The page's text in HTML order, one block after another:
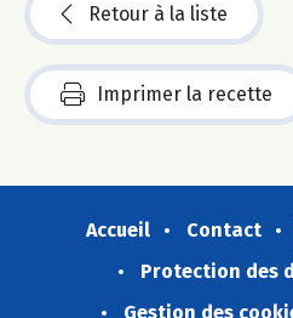
Retour à la liste
Imprimer la recette
Accueil Contact
Protection des
Gestion des